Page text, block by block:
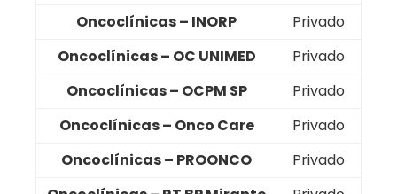
Oncoclínicas – INORP
Privado
Oncoclínicas – OC UNIMED
Privado
Oncoclínicas – OCPM SP
Privado
Oncoclínicas – Onco Care
Privado
Oncoclínicas – PROONCO
Privado